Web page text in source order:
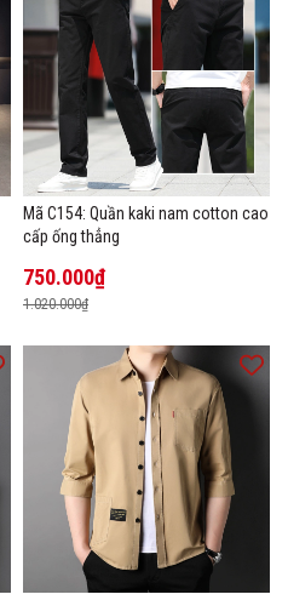
Mã C154: Quần kaki nam cotton cao
cấp ống thẳng
750.000₫
1.020.000₫